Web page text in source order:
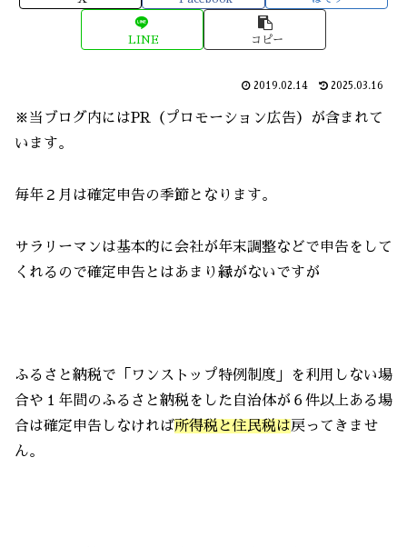
LINE コピー
2019.02.14 2025.03.16
※当ブログ内にはPR（プロモーション広告）が含まれて
います。
毎年２月は確定申告の季節となります。
サラリーマンは基本的に会社が年末調整などで申告をして
くれるので確定申告とはあまり縁がないですが
ふるさと納税で「ワンストップ特例制度」を利用しない場
合や１年間のふるさと納税をした自治体が６件以上ある場
合は確定申告しなければ所得税と住民税は戻ってきませ
ん。